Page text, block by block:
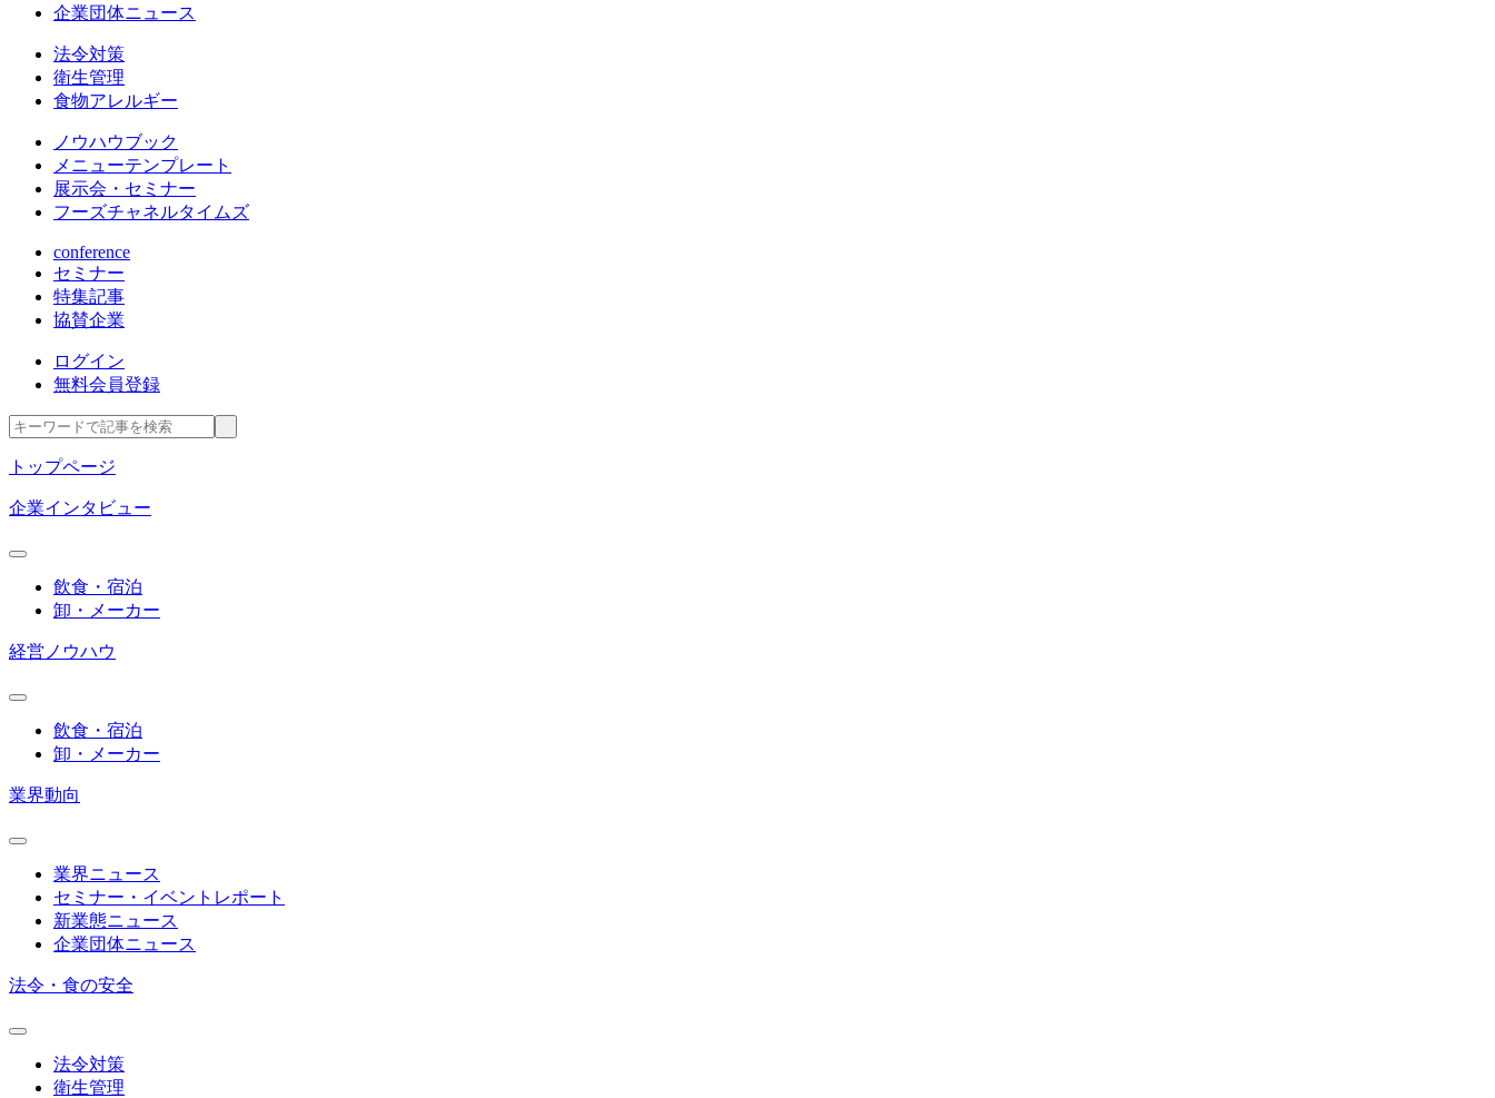
企業団体ニュース
法令対策
衛生管理
食物アレルギー
ノウハウブック
メニューテンプレート
展示会・セミナー
フーズチャネルタイムズ
conference
セミナー
特集記事
協賛企業
ログイン
無料会員登録
トップページ
企業インタビュー
飲食・宿泊
卸・メーカー
経営ノウハウ
飲食・宿泊
卸・メーカー
業界動向
業界ニュース
セミナー・イベントレポート
新業態ニュース
企業団体ニュース
法令・食の安全
法令対策
衛生管理